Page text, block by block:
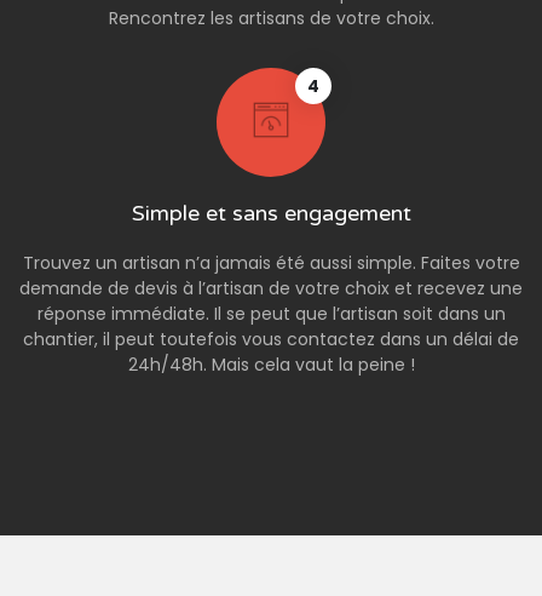
Rencontrez les artisans de votre choix.
4
Simple et sans engagement
Trouvez un artisan n’a jamais été aussi simple. Faites votre
demande de devis à l’artisan de votre choix et recevez une
réponse immédiate. Il se peut que l’artisan soit dans un
chantier, il peut toutefois vous contactez dans un délai de
24h/48h. Mais cela vaut la peine !